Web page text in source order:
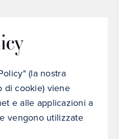
(la nostra
di cookie) viene
e alle applicazioni a
vengono utilizzate